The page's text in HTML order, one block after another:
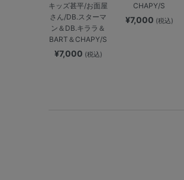
キッズ甚平/お面屋
さん/DB.スターマ
ン＆DB.キララ＆
BART＆CHAPY/S
¥7,000 (税込)
CHAPY/S
¥7,000 (税込)